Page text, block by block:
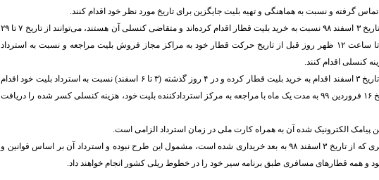
۲- مسافرانی که قبل از تاریخ ۳ اسفند ۹۸‬ نسبت به خرید بلیت قطار اقدام کرده‌اند و متقاضی کنسلی آن هستند، می‌توانند از تاریخ ۷‬ تا ۲۹
اسفند امسال و حداکثر تا ساعت ۱۲ ظهر روز قبل از تاریخ حرکت قطار خود به مراکز مجاز فروش بلیت مراجعه و نسبت به استرداد
کنسلی اقدام کنند.
۳- مسافرانی که قبل از تاریخ ۳ اسفند اقدام به خرید بلیت قطار کرده و در ۴ روز گذشته (۳ تا ۶ اسفند) نسبت به استرداد بلیت خود اقدام
مرکز
استردادکنندهبلیت خود، هزینه کنسلی کسر شده را دریافت
۵- بلیت قطارهای مسافری که از تاریخ ۳ اسفند ۹۸ به بعد خریداری شده است، مشمول این طرح نبوده و استرداد آن بر اساس قوانین و
و همه قطارهای مسافری طبق برنامه سیر خود را در خطوط ریلی کشور انجام خواهند داد.